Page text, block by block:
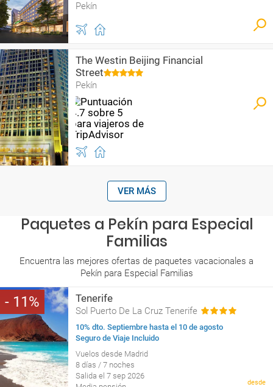
Pekín
The Westin Beijing Financial
Street
Pekín
VER MÁS
Paquetes a Pekín para Especial
Familias
Encuentra las mejores ofertas de paquetes vacacionales a
Pekín para Especial Familias
11 Tenerife
Sol Puerto De La Cruz Tenerife
10% dto. Septiembre hasta el 10 de agosto
Seguro de Viaje Incluido
Vuelos desde Madrid
8 días / 7 noches
Salida el 7 sep 2026
desde